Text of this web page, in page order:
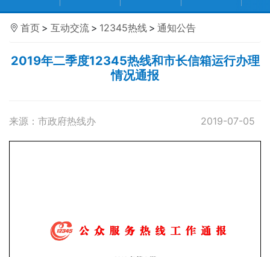
首页 > 互动交流 > 12345热线 > 通知公告
2019年二季度12345热线和市长信箱运行办理
情况通报
来源：市政府热线办 2019-07-05